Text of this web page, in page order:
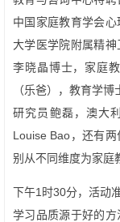
中国家庭教育学会
大学医学院附属精
李晓晶博士，家庭
（乐爸），教育学
研究员鲍磊，澳大
Louise Bao，还有
别从不同维度为家庭
下午1时30分，活动
学习品质源于好的